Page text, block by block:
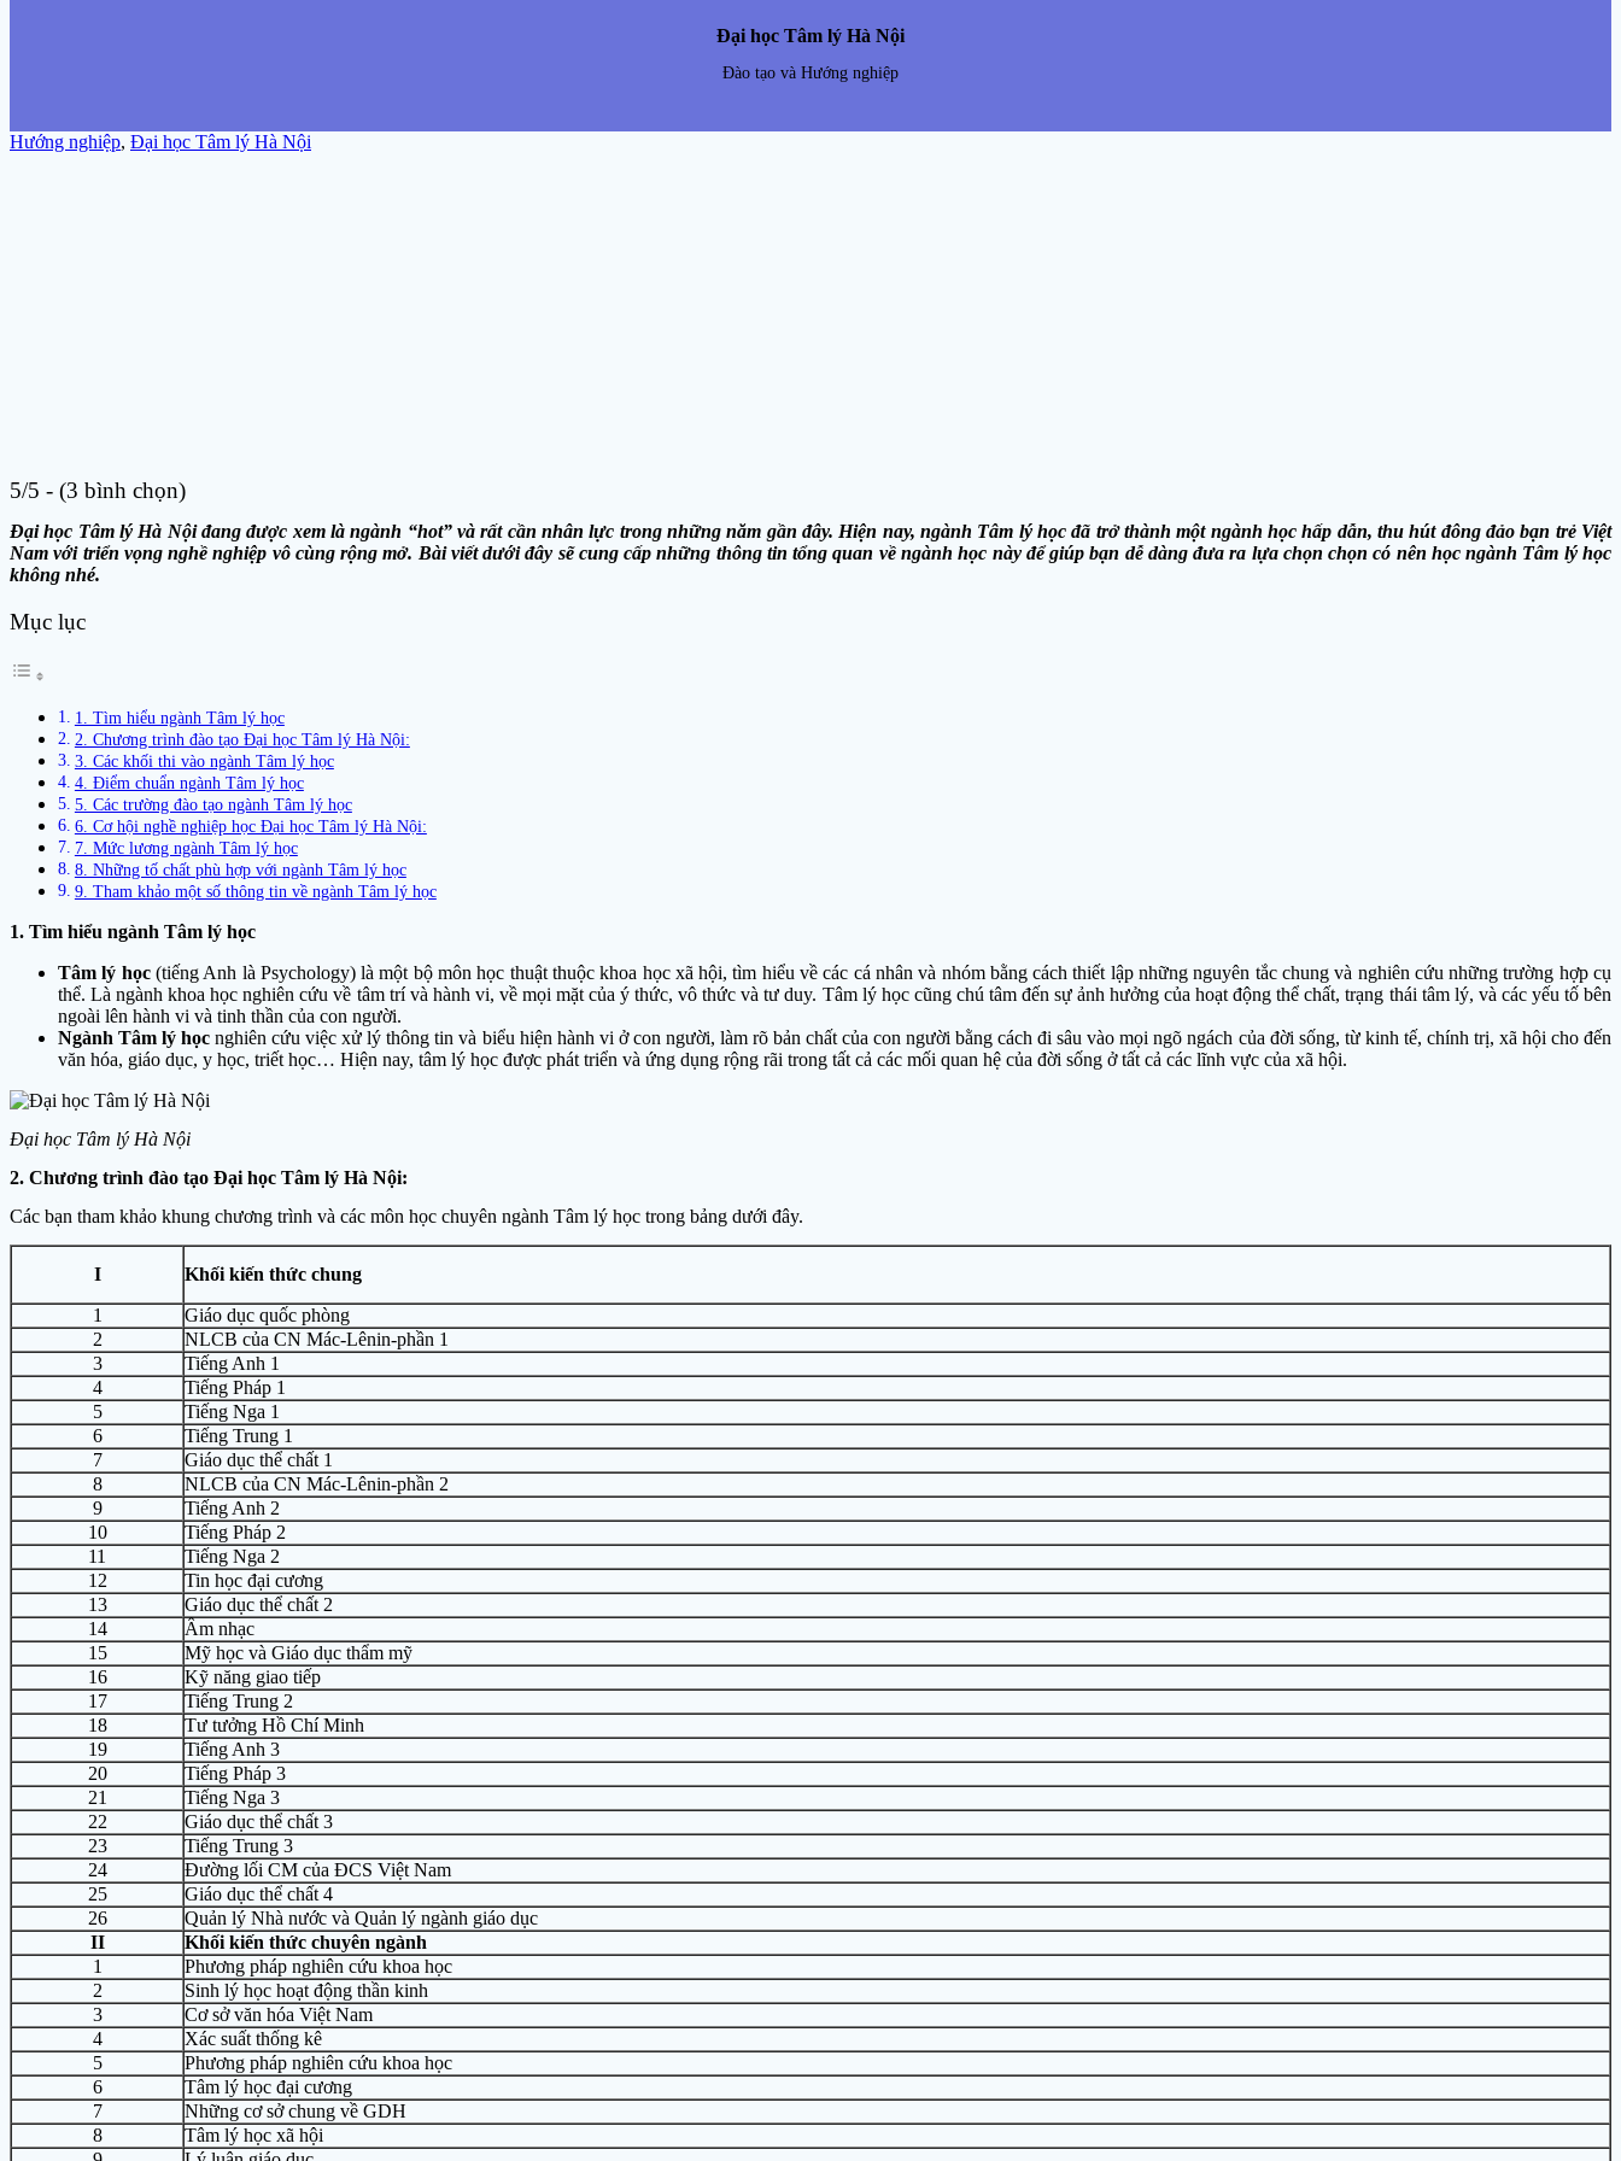
Đại học Tâm lý Hà Nội
Đào tạo và Hướng nghiệp
Hướng nghiệp, Đại học Tâm lý Hà Nội
5/5 - (3 bình chọn)
Đại học Tâm lý Hà Nội đang được xem là ngành “hot” và rất cần nhân lực trong những năm gần đây. Hiện nay, ngành Tâm lý học đã trở thành một ngành học hấp dẫn, thu hút đông đảo bạn trẻ Việt
Nam với triển vọng nghề nghiệp vô cùng rộng mở. Bài viết dưới đây sẽ cung cấp những thông tin tổng quan về ngành học này để giúp bạn dễ dàng đưa ra lựa chọn chọn có nên học ngành Tâm lý học
không nhé.
Mục lục
1. Tìm hiểu ngành Tâm lý học
2. Chương trình đào tạo Đại học Tâm lý Hà Nội:
3. Các khối thi vào ngành Tâm lý học
4. Điểm chuẩn ngành Tâm lý học
5. Các trường đào tạo ngành Tâm lý học
6. Cơ hội nghề nghiệp học Đại học Tâm lý Hà Nội:
7. Mức lương ngành Tâm lý học
8. Những tố chất phù hợp với ngành Tâm lý học
9. Tham khảo một số thông tin về ngành Tâm lý học
1. Tìm hiểu ngành Tâm lý học
Tâm lý học (tiếng Anh là Psychology) là một bộ môn học thuật thuộc khoa học xã hội, tìm hiểu về các cá nhân và nhóm bằng cách thiết lập những nguyên tắc chung và nghiên cứu những trường hợp cụ
thể. Là ngành khoa học nghiên cứu về tâm trí và hành vi, về mọi mặt của ý thức, vô thức và tư duy. Tâm lý học cũng chú tâm đến sự ảnh hưởng của hoạt động thể chất, trạng thái tâm lý, và các yếu tố bên
ngoài lên hành vi và tinh thần của con người.
Ngành Tâm lý học nghiên cứu việc xử lý thông tin và biểu hiện hành vi ở con người, làm rõ bản chất của con người bằng cách đi sâu vào mọi ngõ ngách của đời sống, từ kinh tế, chính trị, xã hội cho đến
văn hóa, giáo dục, y học, triết học… Hiện nay, tâm lý học được phát triển và ứng dụng rộng rãi trong tất cả các mối quan hệ của đời sống ở tất cả các lĩnh vực của xã hội.
Đại học Tâm lý Hà Nội
2. Chương trình đào tạo Đại học Tâm lý Hà Nội:
Các bạn tham khảo khung chương trình và các môn học chuyên ngành Tâm lý học trong bảng dưới đây.
I
Khối kiến thức chung
1
Giáo dục quốc phòng
2
NLCB của CN Mác-Lênin-phần 1
3
Tiếng Anh 1
4
Tiếng Pháp 1
5
Tiếng Nga 1
6
Tiếng Trung 1
7
Giáo dục thể chất 1
8
NLCB của CN Mác-Lênin-phần 2
9
Tiếng Anh 2
10
Tiếng Pháp 2
11
Tiếng Nga 2
12
Tin học đại cương
13
Giáo dục thể chất 2
14
Âm nhạc
15
Mỹ học và Giáo dục thẩm mỹ
16
Kỹ năng giao tiếp
17
Tiếng Trung 2
18
Tư tưởng Hồ Chí Minh
19
Tiếng Anh 3
20
Tiếng Pháp 3
21
Tiếng Nga 3
22
Giáo dục thể chất 3
23
Tiếng Trung 3
24
Đường lối CM của ĐCS Việt Nam
25
Giáo dục thể chất 4
26
Quản lý Nhà nước và Quản lý ngành giáo dục
II
Khối kiến thức chuyên ngành
1
Phương pháp nghiên cứu khoa học
2
Sinh lý học hoạt động thần kinh
3
Cơ sở văn hóa Việt Nam
4
Xác suất thống kê
5
Phương pháp nghiên cứu khoa học
6
Tâm lý học đại cương
7
Những cơ sở chung về GDH
8
Tâm lý học xã hội